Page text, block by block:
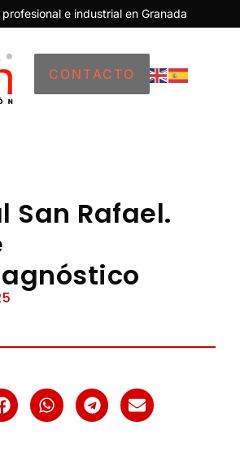
e industrial en Granada
CONTACTO
San Rafael.